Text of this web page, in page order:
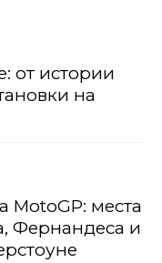
от истории
на
места
Фернандеса и